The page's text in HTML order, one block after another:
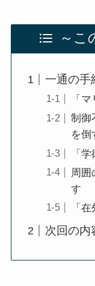
～こ
一通の手
「
制御
を倒
「
周囲
す
「
次回の